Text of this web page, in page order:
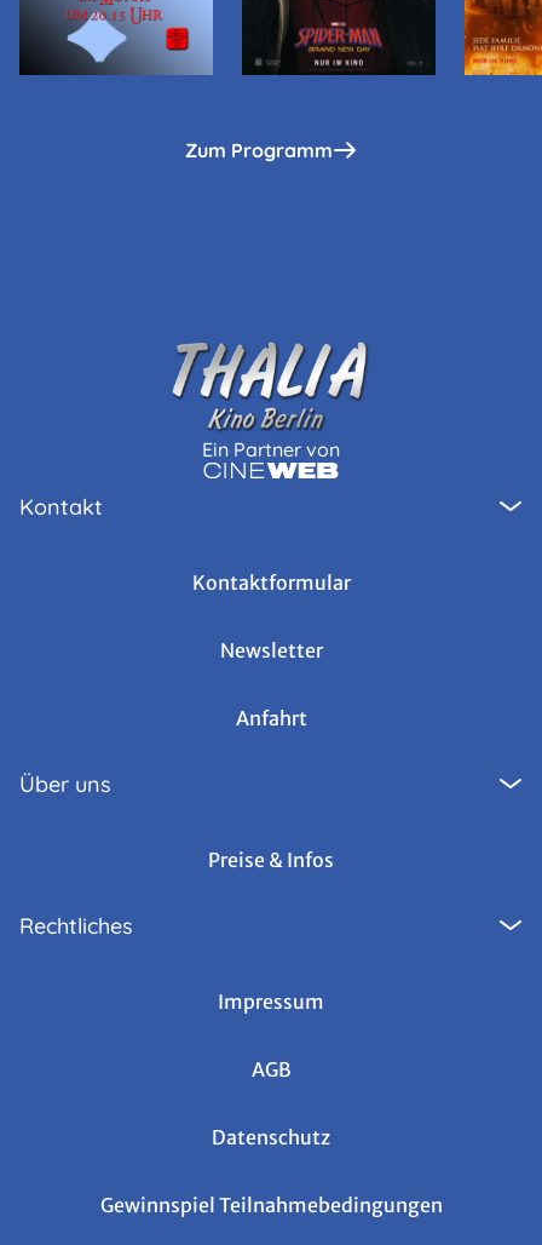
Zum Programm
Ein Partner von
Kontakt
Kontaktformular
Newsletter
Anfahrt
Über uns
Preise & Infos
Rechtliches
Impressum
AGB
Datenschutz
Gewinnspiel Teilnahmebedingungen